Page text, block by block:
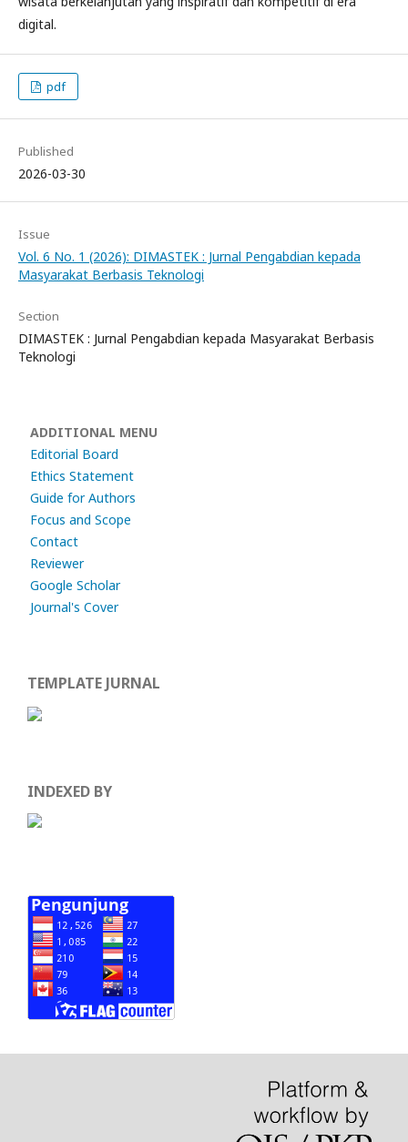
digital.
pdf
Published
2026-03-30
Issue
Vol. 6 No. 1 (2026): DIMASTEK : Jurnal Pengabdian kepada
Masyarakat Berbasis Teknologi
Section
DIMASTEK : Jurnal Pengabdian kepada Masyarakat Berbasis
Teknologi
ADDITIONAL MENU
Editorial Board
Ethics Statement
Guide for Authors
Focus and Scope
Contact
Reviewer
Google Scholar
Journal's Cover
TEMPLATE JURNAL
INDEXED BY